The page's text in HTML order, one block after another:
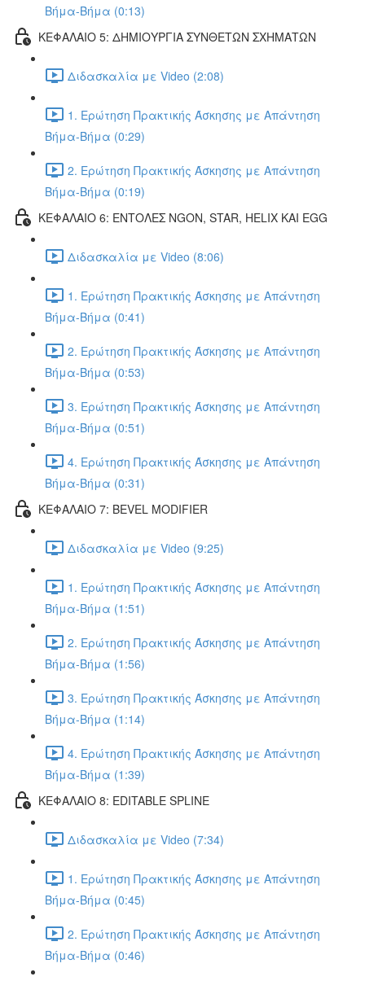
Βήμα-Βήμα (0:13)
ΚΕΦΑΛΑΙΟ 5: ΔΗΜΙΟΥΡΓΙΑ ΣΥΝΘΕΤΩΝ ΣΧΗΜΑΤΩΝ
Διδασκαλία με Video (2:08)
1. Ερώτηση Πρακτικής Άσκησης με Απάντηση
Βήμα-Βήμα (0:29)
2. Ερώτηση Πρακτικής Άσκησης με Απάντηση
Βήμα-Βήμα (0:19)
ΚΕΦΑΛΑΙΟ 6: ΕΝΤΟΛΕΣ NGON, STAR, HELIX ΚΑΙ EGG
Διδασκαλία με Video (8:06)
1. Ερώτηση Πρακτικής Άσκησης με Απάντηση
Βήμα-Βήμα (0:41)
2. Ερώτηση Πρακτικής Άσκησης με Απάντηση
Βήμα-Βήμα (0:53)
3. Ερώτηση Πρακτικής Άσκησης με Απάντηση
Βήμα-Βήμα (0:51)
4. Ερώτηση Πρακτικής Άσκησης με Απάντηση
Βήμα-Βήμα (0:31)
ΚΕΦΑΛΑΙΟ 7: BEVEL MODIFIER
Διδασκαλία με Video (9:25)
1. Ερώτηση Πρακτικής Άσκησης με Απάντηση
Βήμα-Βήμα (1:51)
2. Ερώτηση Πρακτικής Άσκησης με Απάντηση
Βήμα-Βήμα (1:56)
3. Ερώτηση Πρακτικής Άσκησης με Απάντηση
Βήμα-Βήμα (1:14)
4. Ερώτηση Πρακτικής Άσκησης με Απάντηση
Βήμα-Βήμα (1:39)
ΚΕΦΑΛΑΙΟ 8: EDITABLE SPLINE
Διδασκαλία με Video (7:34)
1. Ερώτηση Πρακτικής Άσκησης με Απάντηση
Βήμα-Βήμα (0:45)
2. Ερώτηση Πρακτικής Άσκησης με Απάντηση
Βήμα-Βήμα (0:46)